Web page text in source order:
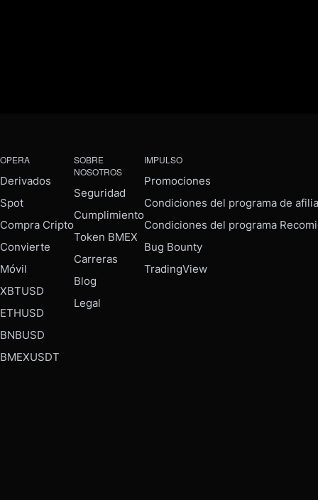
OPERA
Derivados
Spot
Compra Cripto
Convierte
Móvil
XBTUSD
ETHUSD
BNBUSD
BMEXUSDT
SOBRE
NOSOTROS
Seguridad
Cumplimiento
Token BMEX
Carreras
Blog
Legal
IMPULSO
Promociones
Condiciones del programa de
Condiciones del programa
Bug Bounty
TradingView